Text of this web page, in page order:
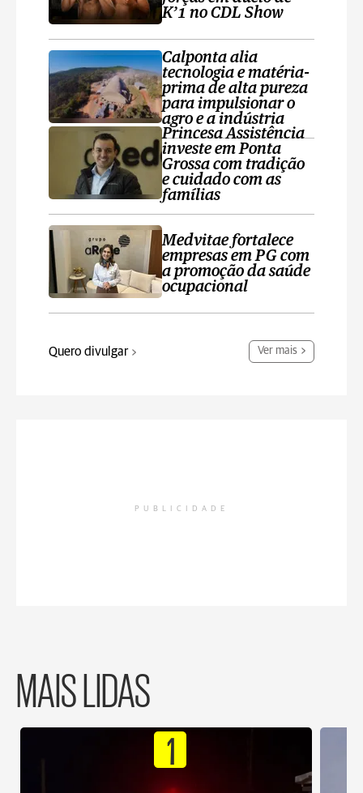
K’1 no CDL Show
Calponta alia
tecnologia e matéria-
prima de alta pureza
para impulsionar o
agro e a indústria
Princesa Assistência
investe em Ponta
Grossa com tradição
e cuidado com as
famílias
Medvitae fortalece
empresas em PG com
a promoção da saúde
ocupacional
Quero divulgar Ver mais
PUBLICIDADE
MAIS LIDAS
1